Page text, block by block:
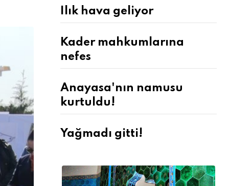
Ilık hava geliyor
Kader mahkumlarına
nefes
Anayasa'nın namusu
kurtuldu!
Yağmadı gitti!